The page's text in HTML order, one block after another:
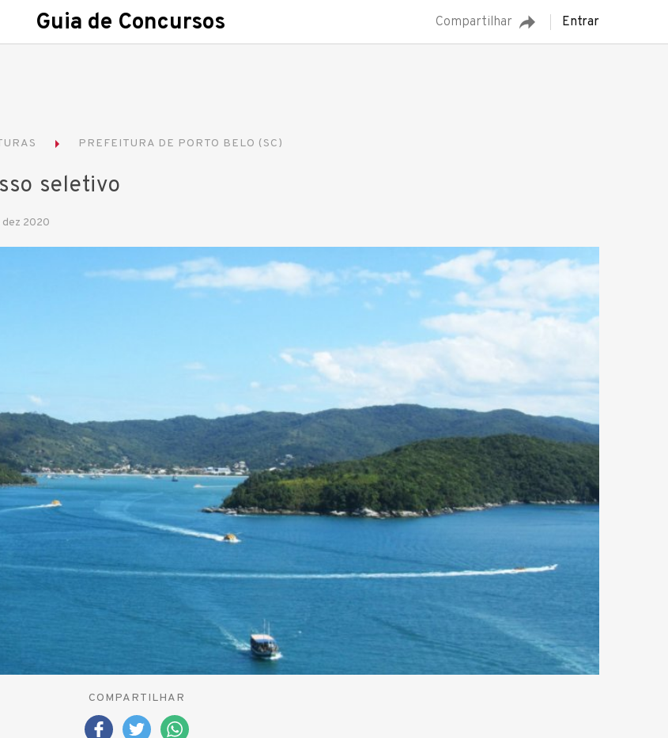
Compartilhar Entrar
Guia de Concursos
PREFEITURA DE PORTO BELO (SC)
seletivo
dez 2020
COMPARTILHAR